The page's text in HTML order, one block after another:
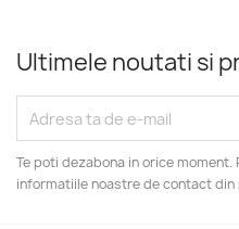
Ultimele noutati si
Te poti dezabona in orice
informatiile noastre de contact din